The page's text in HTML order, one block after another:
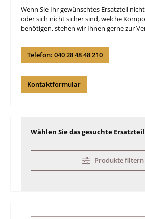
Wenn Sie Ihr gewünschtes Ersatzteil
oder sich nicht sicher sind, welche
benötigen, stehen wir Ihnen gerne zur
Telefon: 040 28 48 48 210
Kontaktformular
Wählen Sie das gesuchte
Produkte filtern